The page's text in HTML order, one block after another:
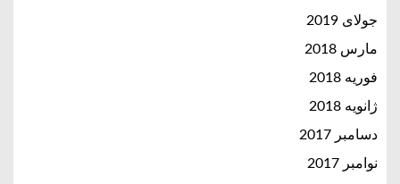
جولای 2019
مارس 2018
فوریه 2018
ژانویه 2018
دسامبر 2017
نوامبر 2017